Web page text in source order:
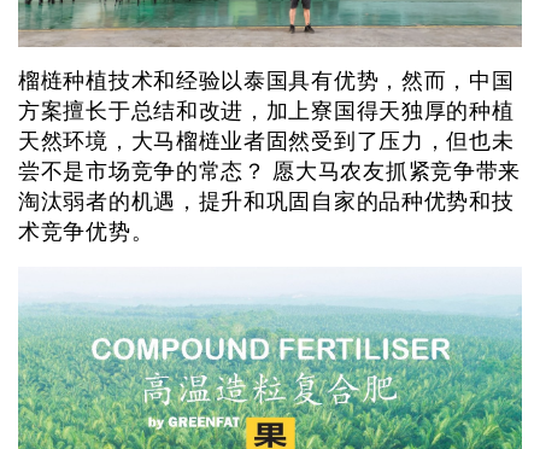
榴梿种植技术和经验以泰国具有优势，然而，中国
方案擅长于总结和改进，加上寮国得天独厚的种植
天然环境，大马榴梿业者固然受到了压力，但也未
尝不是市场竞争的常态？ 愿大马农友抓紧竞争带来
淘汰弱者的机遇，提升和巩固自家的品种优势和技
术竞争优势。